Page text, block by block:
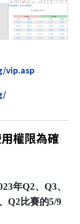
vip.asp
權限為確
年Q2、Q3、
Q2比賽的5/9